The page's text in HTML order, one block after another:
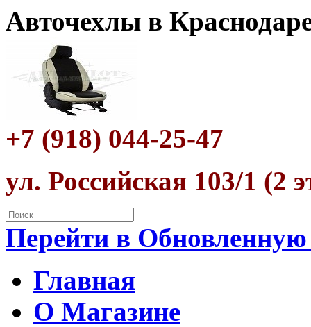
Авточехлы в
+7 (918) 044-25-47
ул. Российская 103/1 (2
Перейти в
Главная
О Магазине